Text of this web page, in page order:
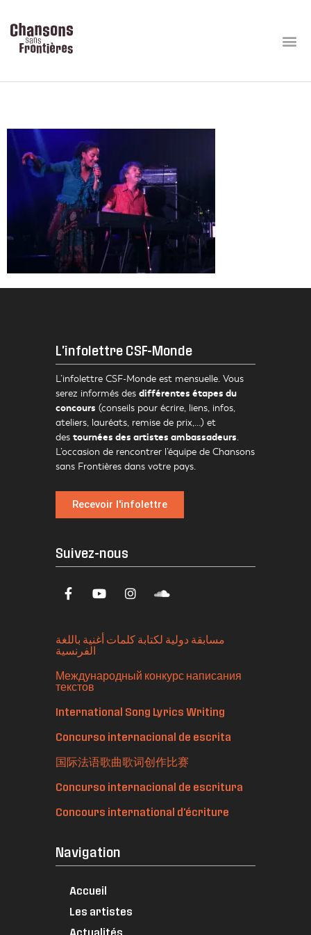
L'infolettre CSF-Monde
L’infolettre CSF-Monde est mensuelle. Vous
serez informés des différentes étapes du
concours (conseils pour écrire, liens, infos,
ateliers, lauréats, remise de prix,…) et
des tournées des artistes ambassadeurs.
L’occasion de rencontrer l’équipe de Chansons
sans Frontières dans votre pays.
Recevoir l'infolettre
Suivez-nous
مسابقة دولية لكتابة كلمات أغنية باللغة
الفرنسية
Международный конкурс написания
текстов
International Song Lyrics Writing
Concurso internacional de escrita
国际法语歌曲歌词创作比赛
Concurso internacional de escritura
Concours international d'écriture
Navigation
Accueil
Les artistes
Actualités